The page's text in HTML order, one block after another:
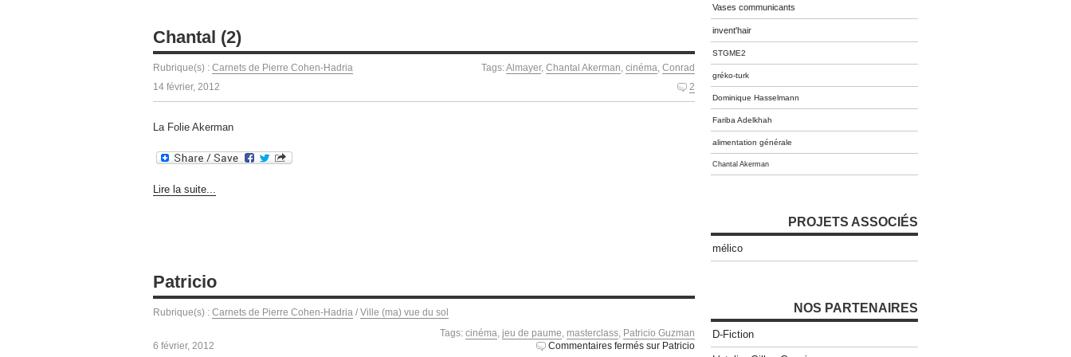
Chantal (2)
Rubrique(s) : Carnets de Pierre Cohen-Hadria Tags:Almayer, Chantal Akerman, cinéma, Conrad
14 février, 2012
2
La Folie Akerman
Lire la suite...
Patricio
Rubrique(s) : Carnets de Pierre Cohen-Hadria / Ville (ma) vue du sol
Tags: cinéma, jeu de paume, masterclass, Patricio Guzman
6 février, 2012
Commentaires fermés sur Patricio
Vases communicants
invent'hair
STGME2
gréko-turk
Dominique Hasselmann
Fariba Adelkhah
alimentation générale
Chantal Akerman
PROJETS ASSOCIÉS
mélico
NOS PARTENAIRES
D-Fiction